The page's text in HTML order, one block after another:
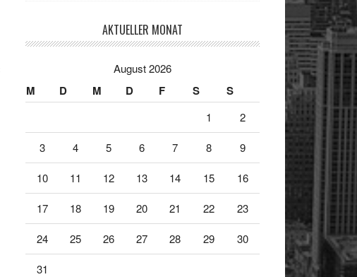
AKTUELLER MONAT
August 2026
M D M D F S S
1 2
3 4 5 6 7 8 9
10 11 12 13 14 15 16
17 18 19 20 21 22 23
24 25 26 27 28 29 30
31